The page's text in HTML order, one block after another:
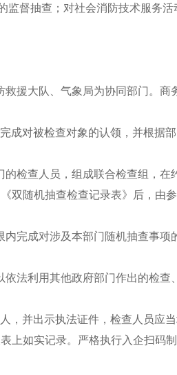
督抽查；对社会消防技术服务活
援大队、气象局为协同部门。商
成对被检查对象的认领，并根据
检查人员，组成联合检查组，在
双随机抽查检查记录表》后，由
完成对涉及本部门随机抽查事项
法利用其他政府部门作出的检查
人，并出示执法证件，检查人员应
上如实记录。严格执行入企扫码